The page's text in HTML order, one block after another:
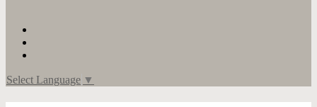
Select Language ▼